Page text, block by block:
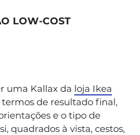
LOW-COST
uma Kallax da loja Ikea
de resultado final,
e o tipo de
quadrados à vista, cestos,